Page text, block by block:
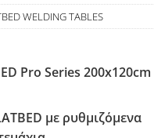
WELDING TABLES
Pro Series 200x120cm
με ρυθμιζόμενα